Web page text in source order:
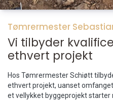
Tømrermester
Vi tilbyder
ethvert projekt
Hos Tømrermester Schiøtt
ethvert projekt, uanset
et vellykket byggeprojekt